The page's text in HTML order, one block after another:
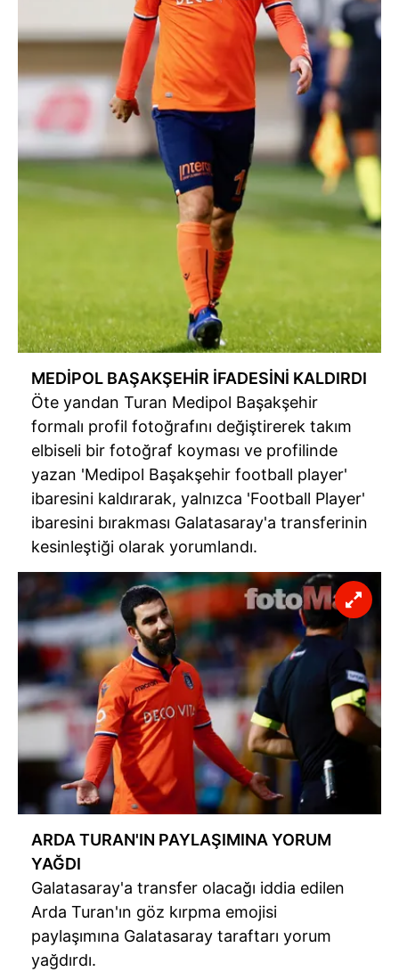
MEDİPOL BAŞAKŞEHİR İFADESİNİ KALDIRDI
Öte yandan Turan Medipol Başakşehir
formalı profil fotoğrafını değiştirerek takım
elbiseli bir fotoğraf koyması ve profilinde
yazan 'Medipol Başakşehir football player'
ibaresini kaldırarak, yalnızca 'Football Player'
ibaresini bırakması Galatasaray'a transferinin
kesinleştiği olarak yorumlandı.
ARDA TURAN'IN PAYLAŞIMINA YORUM
YAĞDI
Galatasaray'a transfer olacağı iddia edilen
Arda Turan'ın göz kırpma emojisi
paylaşımına Galatasaray taraftarı yorum
yağdırdı.